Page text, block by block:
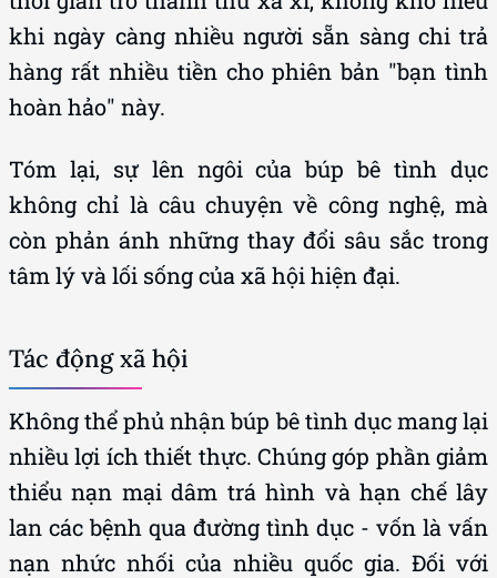
khi ngày càng nhiều người sẵn sàng chi trả
hàng rất nhiều tiền cho phiên bản "bạn tình
hoàn hảo" này.
Tóm lại, sự lên ngôi của búp bê tình dục
không chỉ là câu chuyện về công nghệ, mà
còn phản ánh những thay đổi sâu sắc trong
tâm lý và lối sống của xã hội hiện đại.
Tác động xã hội
Không thể phủ nhận búp bê tình dục mang lại
nhiều lợi ích thiết thực. Chúng góp phần giảm
thiểu nạn mại dâm trá hình và hạn chế lây
lan các bệnh qua đường tình dục - vốn là vấn
nạn nhức nhối của nhiều quốc gia. Đối với